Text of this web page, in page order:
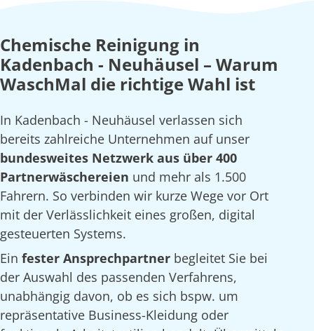
Chemische Reinigung in
Kadenbach - Neuhäusel – Warum
WaschMal die richtige Wahl ist
In Kadenbach - Neuhäusel verlassen sich
bereits zahlreiche Unternehmen auf unser
bundesweites Netzwerk aus über 400
Partnerwäschereien und mehr als 1.500
Fahrern. So verbinden wir kurze Wege vor Ort
mit der Verlässlichkeit eines großen, digital
gesteuerten Systems.
Ein fester Ansprechpartner begleitet Sie bei
der Auswahl des passenden Verfahrens,
unabhängig davon, ob es sich bspw. um
repräsentative Business-Kleidung oder